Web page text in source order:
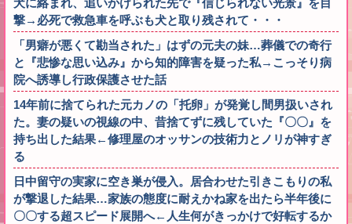
犬に絡まれ、追いかけられた先で『信じられない光景』を目
撃→必死で救急車を呼ぶも犬と取り残されて・・・
「男癖が悪くて勘当された」はずの元夫の妹…葬儀での奇行
と『悲惨な思い込み』から知的障害を疑った私→こっそり病
院へ誘導し行政保護させた話
14年前に捨てられた元カノの「托卵」が発覚し間男扱いされ
た。妻の疑いの視線の中、昔捨てずに残していた『〇〇』を
持ち出した結果←修理屋のオッサンの技術力とノリが神すぎ
る
日中留守の実家に空き巣が侵入。居合わせた引きこもりの私
が撃退した結果…家族の態度に耐えかね家を出たら半年後に
〇〇する超スピード展開へ←人生何がきっかけで好転するか